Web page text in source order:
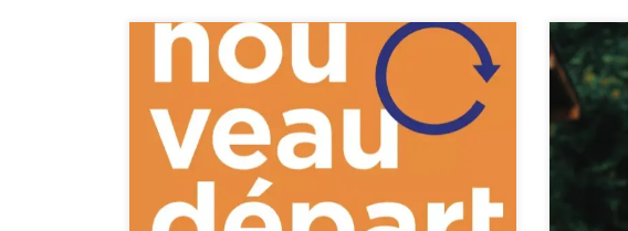
Découvrez ce guide pour transformer votre
vie de prière. Avec des conseils simples, Bob
vous emmène dans la construction, jour
après jour, d’une habitude de vie qui ne vous
laissera pas à l’arrêt. Avec la possibilité de
[…]
cette
21/18-